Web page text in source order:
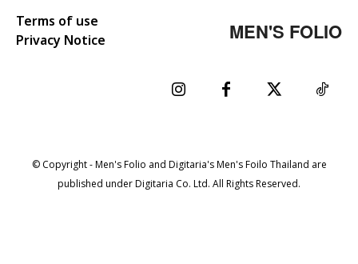
Terms of use
Privacy Notice
MEN'S FOLIO
© Copyright - Men's Folio and Digitaria's Men's Foilo Thailand are
published under Digitaria Co. Ltd. All Rights Reserved.